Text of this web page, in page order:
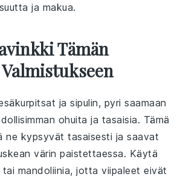
ja makua.
Tämän
jasipulin, pyri saamaan
ohuita ja tasaisia. Tämä
ne kypsyvät tasaisesti ja saavat
värin paistettaessa. Käytä
mandoliinia, jotta viipaleet eivät